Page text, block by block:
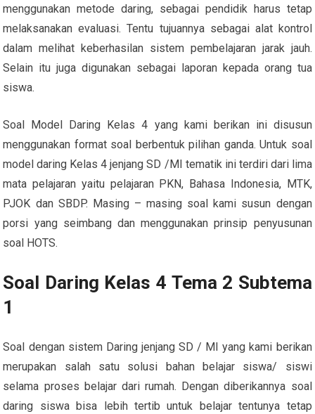
menggunakan metode daring, sebagai pendidik harus tetap
melaksanakan evaluasi. Tentu tujuannya sebagai alat kontrol
dalam melihat keberhasilan sistem pembelajaran jarak jauh.
Selain itu juga digunakan sebagai laporan kepada orang tua
siswa.
Soal Model Daring Kelas 4 yang kami berikan ini disusun
menggunakan format soal berbentuk pilihan ganda. Untuk soal
model daring Kelas 4 jenjang SD /MI tematik ini terdiri dari lima
mata pelajaran yaitu pelajaran PKN, Bahasa Indonesia, MTK,
PJOK dan SBDP. Masing – masing soal kami susun dengan
porsi yang seimbang dan menggunakan prinsip penyusunan
soal HOTS.
Soal Daring Kelas 4 Tema 2 Subtema
1
Soal dengan sistem Daring jenjang SD / MI yang kami berikan
merupakan salah satu solusi bahan belajar siswa/ siswi
selama proses belajar dari rumah. Dengan diberikannya soal
daring siswa bisa lebih tertib untuk belajar tentunya tetap